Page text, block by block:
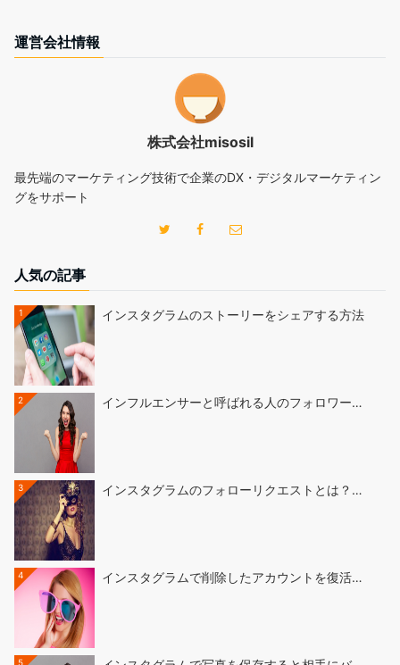
運営会社情報
株式会社misosil
最先端のマーケティング技術で企業のDX・デジタルマーケティン
グをサポート
人気の記事
1 インスタグラムのストーリーをシェアする方法
2 インフルエンサーと呼ばれる人のフォロワー…
3 インスタグラムのフォローリクエストとは？…
4 インスタグラムで削除したアカウントを復活…
5